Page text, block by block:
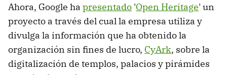
Ahora, Google ha presentado 'Open Heritage' un
proyecto a través del cual la empresa utiliza y
divulga la información que ha obtenido la
organización sin fines de lucro, CyArk, sobre la
digitalización de templos, palacios y pirámides